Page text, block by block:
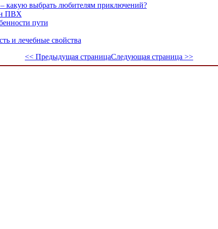
какую выбрать любителям приключений?
ПВХ
пути
и лечебные свойства
<< Предыдущая страницаСледующая страница >>